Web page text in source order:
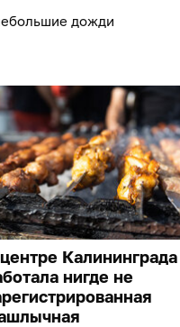
дожди
Калининграда
нигде не